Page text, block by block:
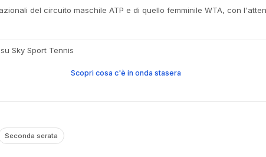
del circuito maschile ATP e di quello femminile WTA, con
Sky Sport Tennis
Scopri cosa c'è in onda stasera
Seconda serata